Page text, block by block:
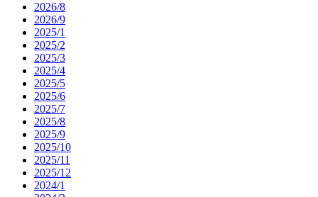
2026/8
2026/9
2025/1
2025/2
2025/3
2025/4
2025/5
2025/6
2025/7
2025/8
2025/9
2025/10
2025/11
2025/12
2024/1